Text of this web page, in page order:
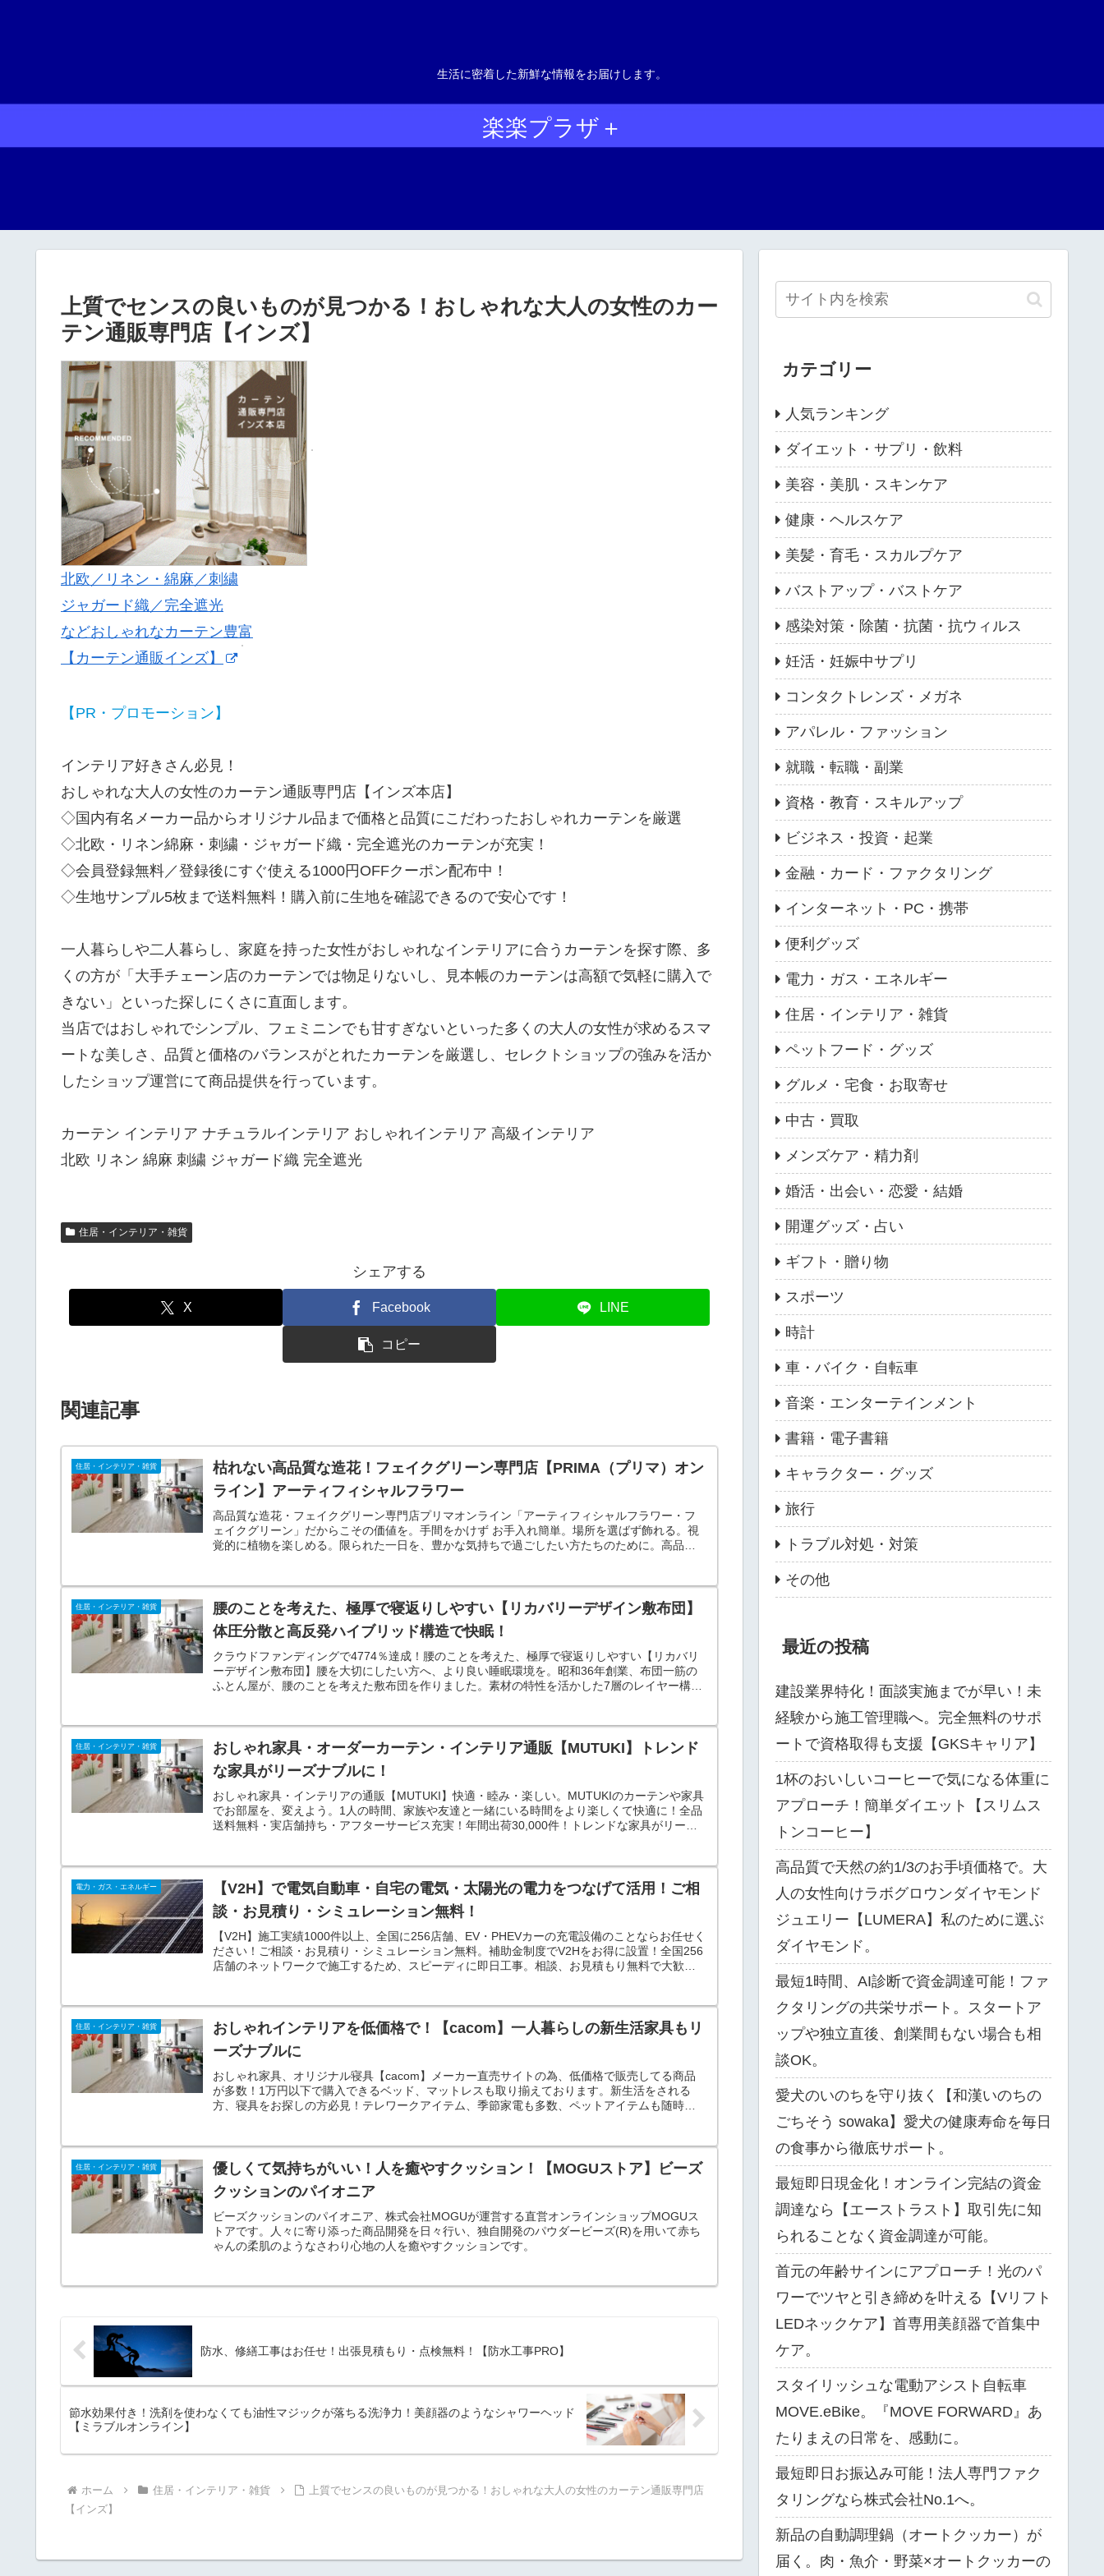
生活に密着した新鮮な情報をお届けします。
楽楽プラザ＋
上質でセンスの良いものが見つかる！おしゃれな大人の女性のカー
テン通販専門店【インズ】
北欧／リネン・綿麻／刺繍
ジャガード織／完全遮光
などおしゃれなカーテン豊富
【カーテン通販インズ】
【PR・プロモーション】
インテリア好きさん必見！
おしゃれな大人の女性のカーテン通販専門店【インズ本店】
◇国内有名メーカー品からオリジナル品まで価格と品質にこだわったおしゃれカーテンを厳選
◇北欧・リネン綿麻・刺繍・ジャガード織・完全遮光のカーテンが充実！
◇会員登録無料／登録後にすぐ使える1000円OFFクーポン配布中！
◇生地サンプル5枚まで送料無料！購入前に生地を確認できるので安心です！
一人暮らしや二人暮らし、家庭を持った女性がおしゃれなインテリアに合うカーテンを探す際、多
くの方が「大手チェーン店のカーテンでは物足りないし、見本帳のカーテンは高額で気軽に購入で
きない」といった探しにくさに直面します。
当店ではおしゃれでシンプル、フェミニンでも甘すぎないといった多くの大人の女性が求めるスマ
ートな美しさ、品質と価格のバランスがとれたカーテンを厳選し、セレクトショップの強みを活か
したショップ運営にて商品提供を行っています。
カーテン インテリア ナチュラルインテリア おしゃれインテリア 高級インテリア
北欧 リネン 綿麻 刺繍 ジャガード織 完全遮光
住居・インテリア・雑貨
シェアする
X Facebook LINE
コピー
関連記事
住居・インテリア・雑貨
枯れない高品質な造花！フェイクグリーン専門店【PRIMA（プリマ）オン
ライン】アーティフィシャルフラワー
高品質な造花・フェイクグリーン専門店プリマオンライン「アーティフィシャルフラワー・フ
ェイクグリーン」だからこその価値を。手間をかけず お手入れ簡単。場所を選ばず飾れる。視
覚的に植物を楽しめる。限られた一日を、豊かな気持ちで過ごしたい方たちのために。高品質
住居・インテリア・雑貨
腰のことを考えた、極厚で寝返りしやすい【リカバリーデザイン敷布団】
体圧分散と高反発ハイブリッド構造で快眠！
クラウドファンディングで4774％達成！腰のことを考えた、極厚で寝返りしやすい【リカバリ
ーデザイン敷布団】腰を大切にしたい方へ、より良い睡眠環境を。昭和36年創業、布団一筋の
ふとん屋が、腰のことを考えた敷布団を作りました。素材の特性を活かした7層のレイヤー構
住居・インテリア・雑貨
おしゃれ家具・オーダーカーテン・インテリア通販【MUTUKI】トレンド
な家具がリーズナブルに！
おしゃれ家具・インテリアの通販【MUTUKI】快適・睦み・楽しい。MUTUKIのカーテンや家具
でお部屋を、変えよう。1人の時間、家族や友達と一緒にいる時間をより楽しくて快適に！全品
送料無料・実店舗持ち・アフターサービス充実！年間出荷30,000件！トレンドな家具がリーズ
電力・ガス・エネルギー
【V2H】で電気自動車・自宅の電気・太陽光の電力をつなげて活用！ご相
談・お見積り・シミュレーション無料！
【V2H】施工実績1000件以上、全国に256店舗、EV・PHEVカーの充電設備のことならお任せく
ださい！ご相談・お見積り・シミュレーション無料。補助金制度でV2Hをお得に設置！全国256
店舗のネットワークで施工するため、スピーディに即日工事。相談、お見積もり無料で大歓
住居・インテリア・雑貨
おしゃれインテリアを低価格で！【cacom】一人暮らしの新生活家具もリ
ーズナブルに
おしゃれ家具、オリジナル寝具【cacom】メーカー直売サイトの為、低価格で販売してる商品
が多数！1万円以下で購入できるベッド、マットレスも取り揃えております。新生活をされる
方、寝具をお探しの方必見！テレワークアイテム、季節家電も多数、ペットアイテムも随時追
住居・インテリア・雑貨
優しくて気持ちがいい！人を癒やすクッション！【MOGUストア】ビーズ
クッションのパイオニア
ビーズクッションのパイオニア、株式会社MOGUが運営する直営オンラインショップMOGUス
トアです。人々に寄り添った商品開発を日々行い、独自開発のパウダービーズ(R)を用いて赤ち
ゃんの柔肌のようなさわり心地の人を癒やすクッションです。
防水、修繕工事はお任せ！出張見積もり・点検無料！【防水工事PRO】
節水効果付き！洗剤を使わなくても油性マジックが落ちる洗浄力！美顔器のようなシャワーヘッド
【ミラブルオンライン】
ホーム 住居・インテリア・雑貨
上質でセンスの良いものが見つかる！おしゃれな大人の女性のカーテン通販専門店
【インズ】
カテゴリー
人気ランキング
ダイエット・サプリ・飲料
美容・美肌・スキンケア
健康・ヘルスケア
美髪・育毛・スカルプケア
バストアップ・バストケア
感染対策・除菌・抗菌・抗ウィルス
妊活・妊娠中サプリ
コンタクトレンズ・メガネ
アパレル・ファッション
就職・転職・副業
資格・教育・スキルアップ
ビジネス・投資・起業
金融・カード・ファクタリング
インターネット・PC・携帯
便利グッズ
電力・ガス・エネルギー
住居・インテリア・雑貨
ペットフード・グッズ
グルメ・宅食・お取寄せ
中古・買取
メンズケア・精力剤
婚活・出会い・恋愛・結婚
開運グッズ・占い
ギフト・贈り物
スポーツ
時計
車・バイク・自転車
音楽・エンターテインメント
書籍・電子書籍
キャラクター・グッズ
旅行
トラブル対処・対策
その他
最近の投稿
建設業界特化！面談実施までが早い！未
経験から施工管理職へ。完全無料のサポ
ートで資格取得も支援【GKSキャリア】
1杯のおいしいコーヒーで気になる体重に
アプローチ！簡単ダイエット【スリムス
トンコーヒー】
高品質で天然の約1/3のお手頃価格で。大
人の女性向けラボグロウンダイヤモンド
ジュエリー【LUMERA】私のために選ぶ
ダイヤモンド。
最短1時間、AI診断で資金調達可能！ファ
クタリングの共栄サポート。スタートア
ップや独立直後、創業間もない場合も相
談OK。
愛犬のいのちを守り抜く【和漢いのちの
ごちそう sowaka】愛犬の健康寿命を毎日
の食事から徹底サポート。
最短即日現金化！オンライン完結の資金
調達なら【エーストラスト】取引先に知
られることなく資金調達が可能。
首元の年齢サインにアプローチ！光のパ
ワーでツヤと引き締めを叶える【Vリフト
LEDネックケア】首専用美顔器で首集中
ケア。
スタイリッシュな電動アシスト自転車
MOVE.eBike。『MOVE FORWARD』あ
たりまえの日常を、感動に。
最短即日お振込み可能！法人専門ファク
タリングなら株式会社No.1へ。
新品の自動調理鍋（オートクッカー）が
届く。肉・魚介・野菜×オートクッカーの